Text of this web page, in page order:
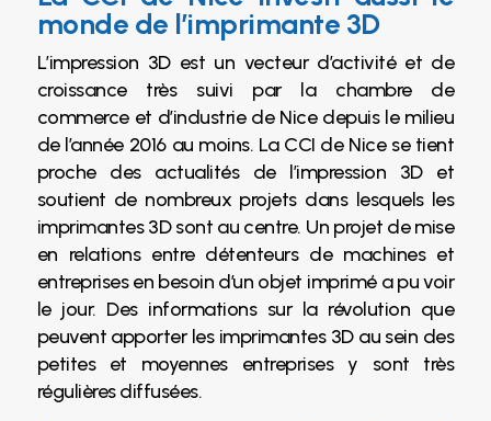
monde de l’imprimante 3D
L’impression 3D est un vecteur d’activité et de
croissance très suivi par la chambre de
commerce et d’industrie de Nice depuis le milieu
de l’année 2016 au moins. La CCI de Nice se tient
proche des actualités de l’impression 3D et
soutient de nombreux projets dans lesquels les
imprimantes 3D sont au centre. Un projet de mise
en relations entre détenteurs de machines et
entreprises en besoin d’un objet imprimé a pu voir
le jour. Des informations sur la révolution que
peuvent apporter les imprimantes 3D au sein des
petites et moyennes entreprises y sont très
régulières diffusées.